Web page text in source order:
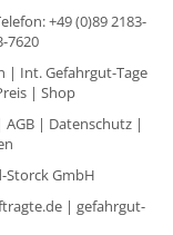
+49 (0)89 2183-
7620
| Int. Gefahrgut-Tage
| Shop
AGB| Datenschutz|
Storck GmbH
| gefahrgut-